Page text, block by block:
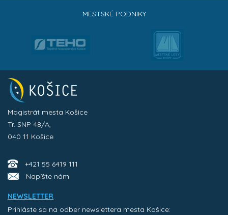
MESTSKÉ PODNIKY
Magistrát mesta Košice
Tr. SNP 48/A,
040 11 Košice
+421 55 6419 111
Napíšte nám
NEWSLETTER
Prihláste sa na odber newslettera mesta Košice: